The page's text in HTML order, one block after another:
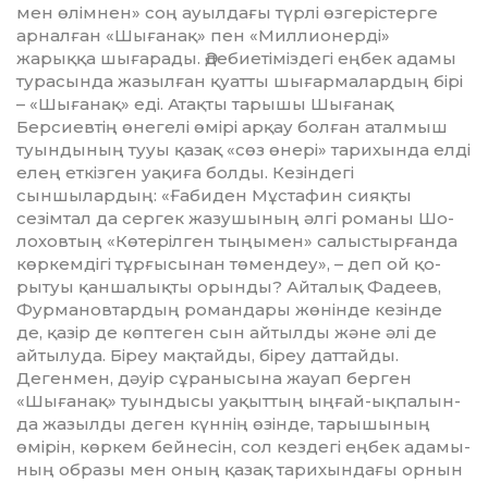
мен өлімнен» соң ауылдағы түрлі өзгерістерге
арнал­ған «Шығанақ» пен «Миллионерді»
жарыққа шығарады. Әдебиетіміз­дегі еңбек адамы
турасында жазыл­ған қуатты шығармалардың бірі
– «Шығанақ» еді. Атақты тарышы Шығанақ
Берсиевтің өнегелі өмірі арқау болған аталмыш
туындының тууы қазақ «сөз өнері» тарихында елді
елең еткізген уақиға болды. Ке­зіндегі
сыншылардың: «Ғабиден Мұстафин сияқты
сезімтал да сергек жазушының әлгі романы Шо­
лоховтың «Көтерілген тыңы­мен» салыстырғанда
көркемдігі тұр­ғы­сынан төмендеу», – деп ой қо­
рытуы қаншалықты орынды? Айталық Фадеев,
Фурмановтардың ро­ман­дары жөнінде кезінде
де, қа­зір де көптеген сын айтылды және әлі де
айтылуда. Біреу мақтайды, біреу дат­тайды.
Дегенмен, дәуір сұраны­сына жауап берген
«Шыға­нақ» туындысы уақыттың ыңғай-ықпа­лын­
да жазылды деген күннің өзін­де, тарышының
өмірін, көркем бей­несін, сол кездегі еңбек адамы­
ның образы мен оның қазақ тари­хын­дағы орнын